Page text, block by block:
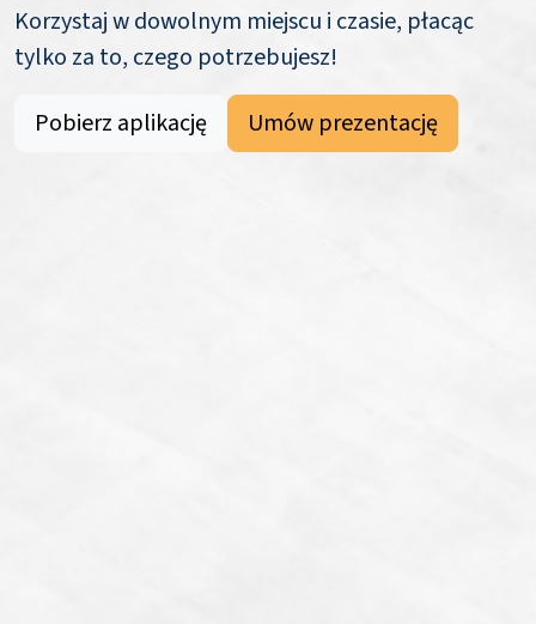
Korzystaj w dowolnym miejscu i czasie, płacąc
tylko za to, czego potrzebujesz!
Pobierz aplikację
Umów prezentację